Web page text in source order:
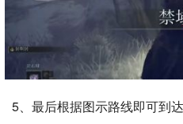
5、最后根据图示路线即可到